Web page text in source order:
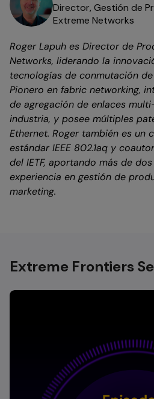
Director, Gestión de
Extreme Networks
Roger Lapuh es Director de
Networks, liderando la
tecnologías de conmutación
Pionero en fabric networking,
de agregación de enlaces
industria, y posee múltiples
Ethernet. Roger también es un
estándar IEEE 802.1aq y
del IETF, aportando más de
experiencia en gestión de
marketing.
Extreme Frontiers